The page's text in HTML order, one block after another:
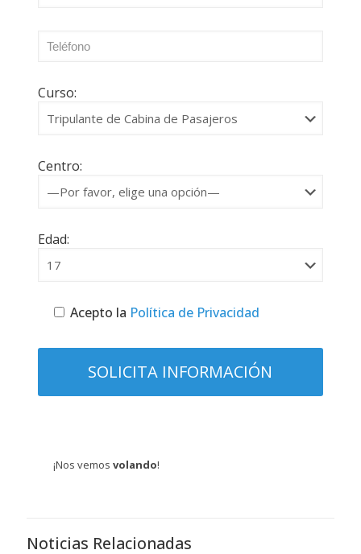
Curso:
Centro:
Edad:
Acepto la Política de Privacidad
¡Nos vemos volando!
Noticias Relacionadas